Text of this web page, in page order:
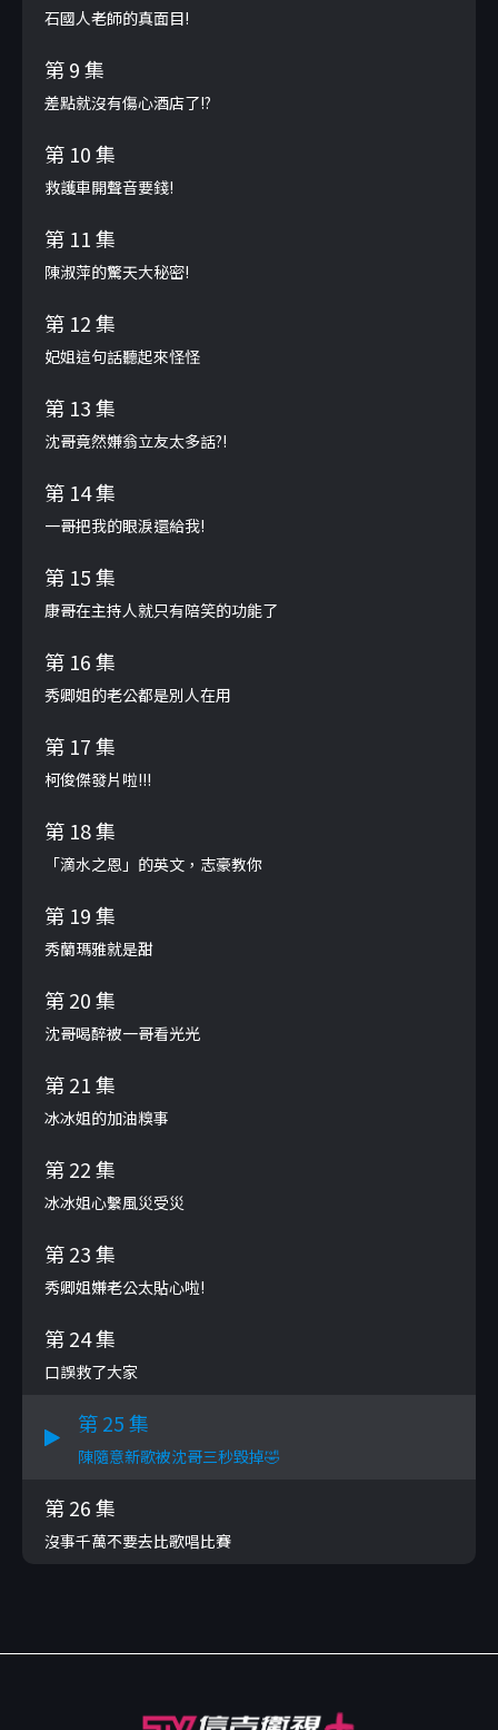
石國人老師的真面目!
第 9 集
差點就沒有傷心酒店了!?
第 10 集
救護車開聲音要錢!
第 11 集
陳淑萍的驚天大秘密!
第 12 集
妃姐這句話聽起來怪怪
第 13 集
沈哥竟然嫌翁立友太多話?!
第 14 集
一哥把我的眼淚還給我!
第 15 集
康哥在主持人就只有陪笑的功能了
第 16 集
秀卿姐的老公都是別人在用
第 17 集
柯俊傑發片啦!!!
第 18 集
「滴水之恩」的英文，志豪教你
第 19 集
秀蘭瑪雅就是甜
第 20 集
沈哥喝醉被一哥看光光
第 21 集
冰冰姐的加油糗事
第 22 集
冰冰姐心繫風災受災
第 23 集
秀卿姐嫌老公太貼心啦!
第 24 集
口誤救了大家
第 25 集
陳隨意新歌被沈哥三秒毀掉🤣
第 26 集
沒事千萬不要去比歌唱比賽